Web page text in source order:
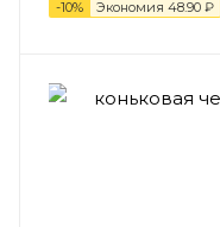
-10% Экономия 48.90 ₽